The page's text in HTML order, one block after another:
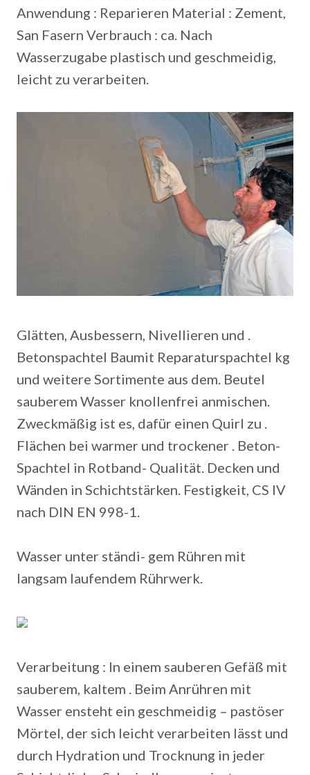
Anwendung ‎: ‎Reparieren Material ‎: ‎Zement,
San Fasern Verbrauch ‎: ‎ca. Nach
Wasserzugabe plastisch und geschmeidig,
leicht zu verarbeiten.
Glätten, Ausbessern, Nivellieren und .
Betonspachtel Baumit Reparaturspachtel kg
und weitere Sortimente aus dem. Beutel
sauberem Wasser knollenfrei anmischen.
Zweckmäßig ist es, dafür einen Quirl zu .
Flächen bei warmer und trockener . Beton-
Spachtel in Rotband- Qualität. Decken und
Wänden in Schichtstärken. Festigkeit, CS IV
nach DIN EN 998-1.
Wasser unter ständi- gem Rühren mit
langsam laufendem Rührwerk.
Verarbeitung : In einem sauberen Gefäß mit
sauberem, kaltem . Beim Anrühren mit
Wasser ensteht ein geschmeidig – pastöser
Mörtel, der sich leicht verarbeiten lässt und
durch Hydration und Trocknung in jeder